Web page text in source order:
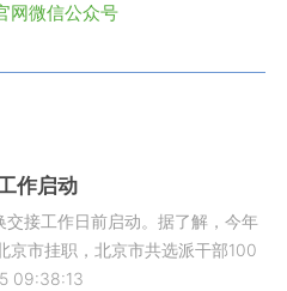
网微信公众号
作启动
接工作日前启动。据了解，今年
京市挂职，北京市共选派干部100
09:38:13